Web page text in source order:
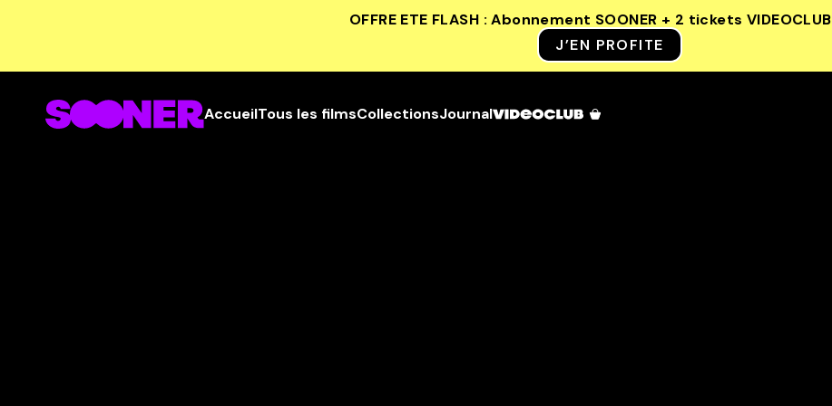
OFFRE ETE FLASH : Abonnement SOONER + 2 tickets VIDEOCLUB
J’EN PROFITE
AccueilTous les filmsCollectionsJournal